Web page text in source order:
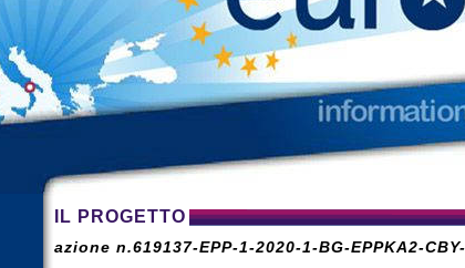
IL PROGETTO
azione n.619137-EPP-1-2020-1-BG-EPPKA2-